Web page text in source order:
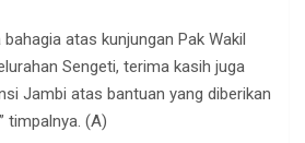
atas kunjungan Pak Wakil
Sengeti, terima kasih juga
Jambi atas bantuan yang diberikan
timpalnya. (A)